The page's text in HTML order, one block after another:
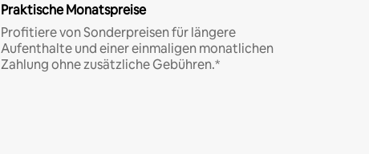
Praktische Monatspreise
Profitiere von Sonderpreisen für längere
Aufenthalte und einer einmaligen monatlichen
Zahlung ohne zusätzliche Gebühren.*